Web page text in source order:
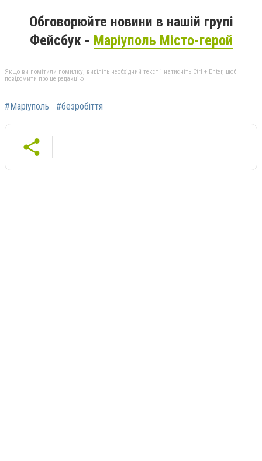
Обговорюйте новини в нашій групі
Фейсбук - Маріуполь Місто-герой
Якщо ви помітили помилку, виділіть необхідний текст і натисніть Ctrl + Enter, щоб
повідомити про це редакцію
#Маріуполь #безробіття